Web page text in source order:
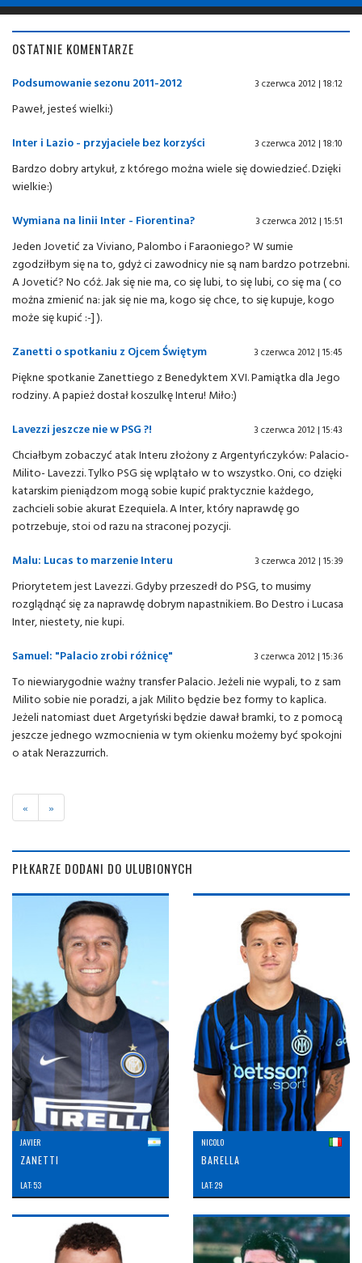
OSTATNIE KOMENTARZE
Podsumowanie sezonu 2011-2012 3 czerwca 2012 | 18:12
Paweł, jesteś wielki:)
Inter i Lazio - przyjaciele bez korzyści
3 czerwca 2012 | 18:10
Bardzo dobry artykuł, z którego można wiele się dowiedzieć. Dzięki
wielkie:)
Wymiana na linii Inter - Fiorentina?
3 czerwca 2012 | 15:51
Jeden Jovetić za Viviano, Palombo i Faraoniego? W sumie
zgodziłbym się na to, gdyż ci zawodnicy nie są nam bardzo potrzebni.
A Jovetić? No cóż. Jak się nie ma, co się lubi, to się lubi, co się ma ( co
można zmienić na: jak się nie ma, kogo się chce, to się kupuje, kogo
może się kupić :-] ).
Zanetti o spotkaniu z Ojcem Świętym
3 czerwca 2012 | 15:45
Piękne spotkanie Zanettiego z Benedyktem XVI. Pamiątka dla Jego
rodziny. A papież dostał koszulkę Interu! Miło:)
Lavezzi jeszcze nie w PSG ?!
3 czerwca 2012 | 15:43
Chciałbym zobaczyć atak Interu złożony z Argentyńczyków: Palacio-
Milito- Lavezzi. Tylko PSG się wplątało w to wszystko. Oni, co dzięki
katarskim pieniądzom mogą sobie kupić praktycznie każdego,
zachcieli sobie akurat Ezequiela. A Inter, który naprawdę go
potrzebuje, stoi od razu na straconej pozycji.
Malu: Lucas to marzenie Interu
3 czerwca 2012 | 15:39
Priorytetem jest Lavezzi. Gdyby przeszedł do PSG, to musimy
rozglądnąć się za naprawdę dobrym napastnikiem. Bo Destro i Lucasa
Inter, niestety, nie kupi.
Samuel: "Palacio zrobi różnicę"
3 czerwca 2012 | 15:36
To niewiarygodnie ważny transfer Palacio. Jeżeli nie wypali, to z sam
Milito sobie nie poradzi, a jak Milito będzie bez formy to kaplica.
Jeżeli natomiast duet Argetyński będzie dawał bramki, to z pomocą
jeszcze jednego wzmocnienia w tym okienku możemy być spokojni
o atak Nerazzurrich.
« »
PIŁKARZE DODANI DO ULUBIONYCH
JAVIER
ZANETTI
LAT: 53
NICOLO
BARELLA
LAT: 29